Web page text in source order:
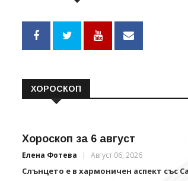
ХОРОСКОП
Хороскоп за 6 август
Елена Фотева Август 06, 2026
Слънцето е в хармоничен аспект със